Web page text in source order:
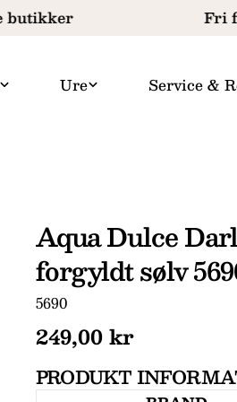
butikker Fri
Ure Service &
Aqua Dulce
forgyldt sølv
SKU:
5690
Normal
pris
249,00 kr
PRODUKT Dit
navn